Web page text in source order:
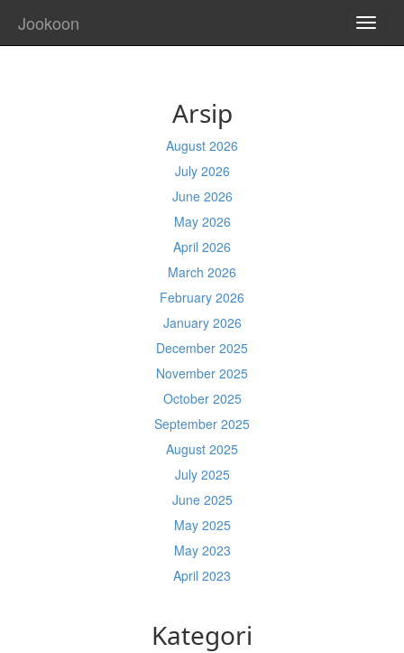
Jookoon
Arsip
August 2026
July 2026
June 2026
May 2026
April 2026
March 2026
February 2026
January 2026
December 2025
November 2025
October 2025
September 2025
August 2025
July 2025
June 2025
May 2025
May 2023
April 2023
Kategori